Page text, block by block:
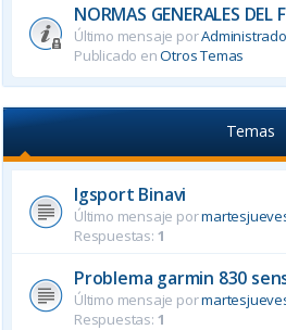
NORMAS GENERALES DEL
Último mensaje por
Publicado enOtros Temas
Temas
Igsport Binavi
Último mensaje por
Respuestas: 1
Problema garmin 830
Último mensaje por
Respuestas: 1